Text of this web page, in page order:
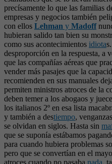
precísamente lo que las familias
empresas y negocios también
con ellos Lehman y Madoff
hubieran salido tan bien su
como sus acontecimientos idiota
desproporción en la respuesta, a
que las compañías aéreas que
vender más pasajes que la
recomienden en sus manuales
permiten ministros atroces de la
deben temer a los abogaos y
los italianos 2º en esa lista
y también a destiempo,
se olvidan en siglos. Hasta sin
que se suponía estábamos
para cuando hubiera problemas
pero que se convertían en el
atroces cuando no pasaba nada,